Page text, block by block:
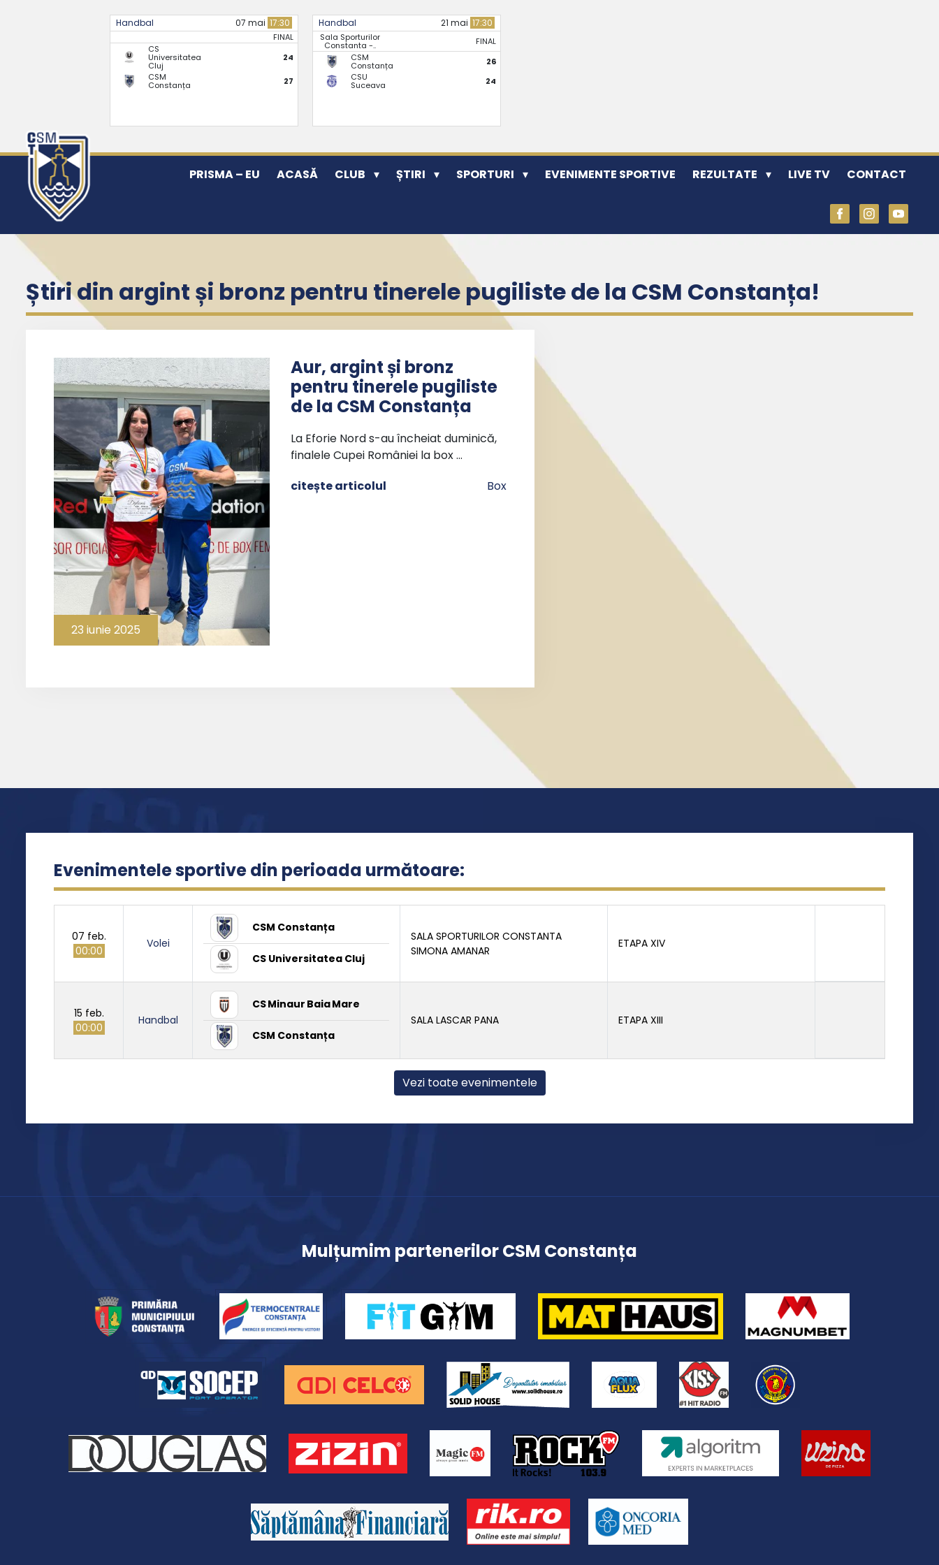
Handbal 07 mai 17:30
FINAL
CS
Universitatea
Cluj
24
CSM
Constanța 27
Handbal 21 mai 17:30
Sala Sporturilor
Constanta -..
FINAL
CSM
Constanța
26
CSU
Suceava 24
PRISMA – EU ACASĂ CLUB ȘTIRI SPORTURI EVENIMENTE SPORTIVE REZULTATE LIVE TV CONTACT
Știri din argint și bronz pentru tinerele pugiliste de la CSM Constanța!
23 iunie 2025
Aur, argint și bronz
pentru tinerele pugiliste
de la CSM Constanța
La Eforie Nord s-au încheiat duminică,
finalele Cupei României la box …
citește articolul
Box
Evenimentele sportive din perioada următoare:
07 feb.
00:00
Volei
CSM Constanța
CS Universitatea Cluj
SALA SPORTURILOR CONSTANTA
SIMONA AMANAR
ETAPA XIV
15 feb.
00:00
Handbal
CS Minaur Baia Mare
CSM Constanța
SALA LASCAR PANA ETAPA XIII
Vezi toate evenimentele
Mulțumim partenerilor CSM Constanța